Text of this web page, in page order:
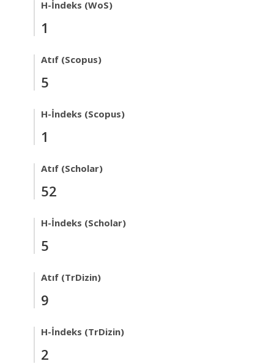
H-İndeks (WoS)
1
Atıf (Scopus)
5
H-İndeks (Scopus)
1
Atıf (Scholar)
52
H-İndeks (Scholar)
5
Atıf (TrDizin)
9
H-İndeks (TrDizin)
2